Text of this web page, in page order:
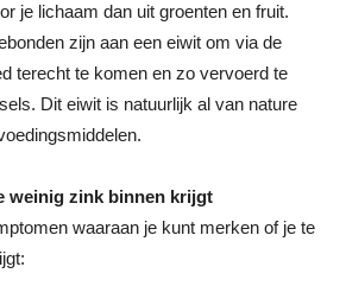
je lichaam dan uit groenten en fruit.
zijn aan een eiwit om via de
terecht te komen en zo vervoerd te
Dit eiwit is natuurlijk al van nature
weinig zink binnen krijgt
waaraan je kunt merken of je te